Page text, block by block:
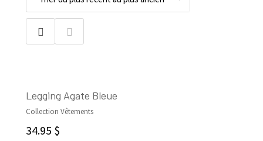
Legging Agate Bleue
Collection Vêtements
34.95 $